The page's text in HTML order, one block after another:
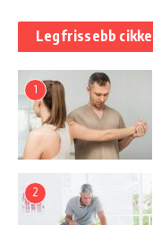
Legfrissebb
1
2